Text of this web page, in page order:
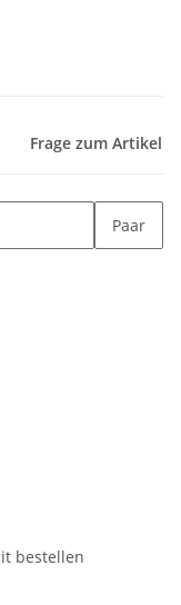
Frage zum Artikel
Paar
bestellen